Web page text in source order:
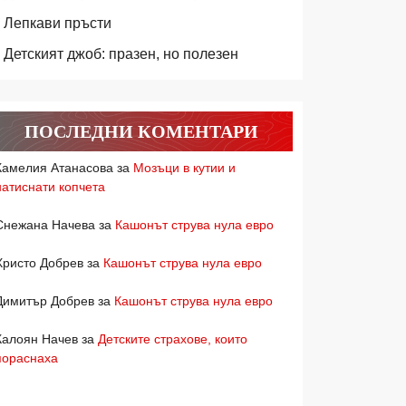
Лепкави пръсти
Детският джоб: празен, но полезен
ПОСЛЕДНИ КОМЕНТАРИ
Атанасова за Мозъци в кутии и
копчета
Начева за Кашонът струва нула евро
Добрев за Кашонът струва нула евро
Добрев за Кашонът струва нула евро
Начев за Детските страхове, които